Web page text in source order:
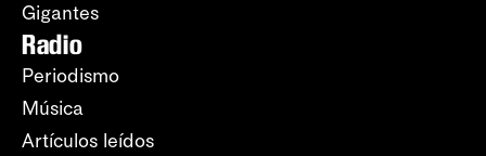
Gigantes
Radio
Periodismo
Música
Artículos leídos